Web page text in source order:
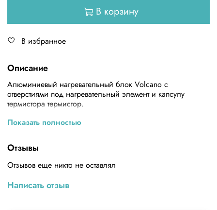
В корзину
В избранное
Описание
Алюминиевый нагревательный блок Volcano с
отверстиями под нагревательный элемент и капсулу
термистора термистор.
Технические характеристики
Показать полностью
Отзывы
Отзывов еще никто не оставлял
Написать отзыв